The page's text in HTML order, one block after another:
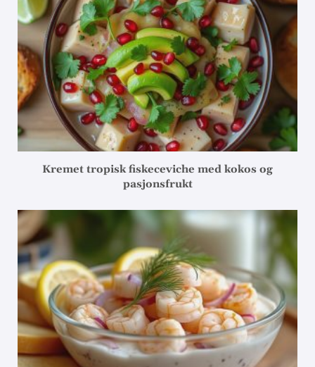
Kremet tropisk fiskeceviche med kokos og
pasjonsfrukt